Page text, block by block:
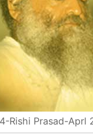
Rishi Prasad-Aprl